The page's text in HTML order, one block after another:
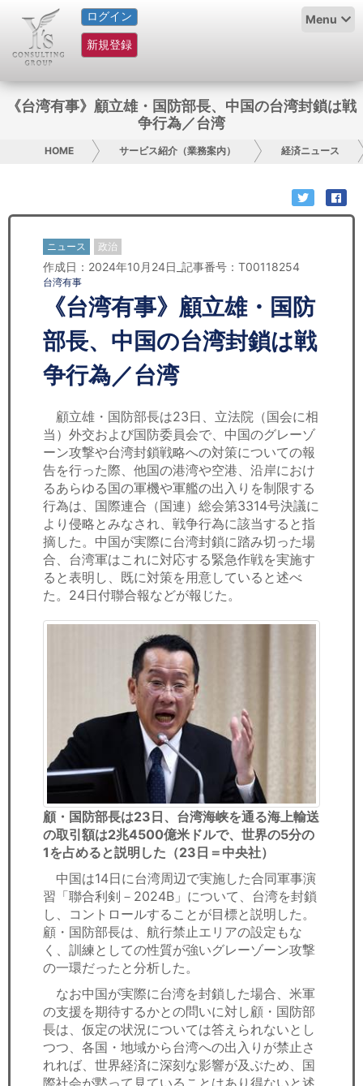
ログイン
新規登録
Menu
HOME
サービス紹介
コラム
お問い合わせ
日本人にPR
コンサルティング
リサーチ
セミナー
経済ニュース
労務顧問
ＩＴ
飲食店情報
《台湾有事》顧立雄・国防部長、中国の台湾封鎖は戦
争行為／台湾
HOME サービス紹介（業務案内） 経済ニュース
ニュース 政治
作成日：2024年10月24日_記事番号：T00118254
台湾有事
《台湾有事》顧立雄・国防
部長、中国の台湾封鎖は戦
争行為／台湾
顧立雄・国防部長は23日、立法院（国会に相
当）外交および国防委員会で、中国のグレーゾ
ーン攻撃や台湾封鎖戦略への対策についての報
告を行った際、他国の港湾や空港、沿岸におけ
るあらゆる国の軍機や軍艦の出入りを制限する
行為は、国際連合（国連）総会第3314号決議に
より侵略とみなされ、戦争行為に該当すると指
摘した。中国が実際に台湾封鎖に踏み切った場
合、台湾軍はこれに対応する緊急作戦を実施す
ると表明し、既に対策を用意していると述べ
た。24日付聯合報などが報じた。
顧・国防部長は23日、台湾海峡を通る海上輸送
の取引額は2兆4500億米ドルで、世界の5分の
1を占めると説明した（23日＝中央社）
中国は14日に台湾周辺で実施した合同軍事演
習「聯合利剣－2024B」について、台湾を封鎖
し、コントロールすることが目標と説明した。
顧・国防部長は、航行禁止エリアの設定もな
く、訓練としての性質が強いグレーゾーン攻撃
の一環だったと分析した。
なお中国が実際に台湾を封鎖した場合、米軍
の支援を期待するかとの問いに対し顧・国防部
長は、仮定の状況については答えられないとし
つつ、各国・地域から台湾への出入りが禁止さ
れれば、世界経済に深刻な影響が及ぶため、国
際社会が黙って見ていることはあり得ないと述